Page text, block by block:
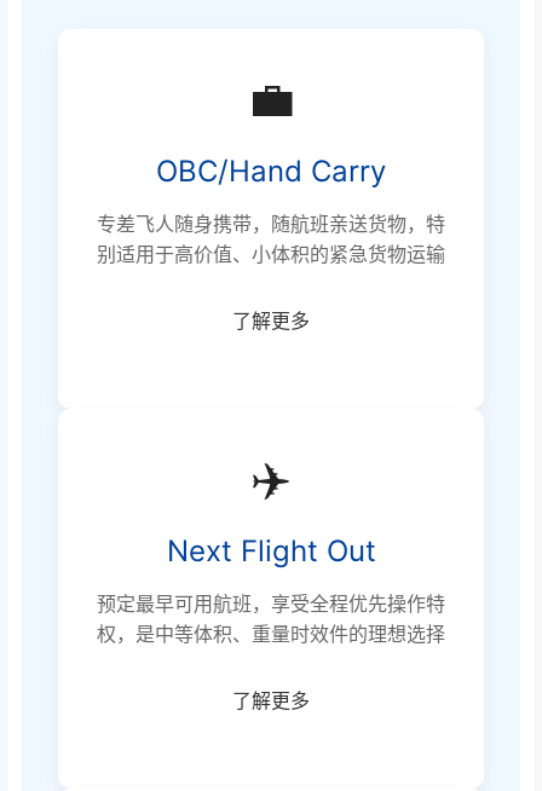
💼
OBC/Hand Carry
专差飞人随身携带，随航班亲送货物，特
别适用于高价值、小体积的紧急货物运输
了解更多
✈️
Next Flight Out
预定最早可用航班，享受全程优先操作特
权，是中等体积、重量时效件的理想选择
了解更多